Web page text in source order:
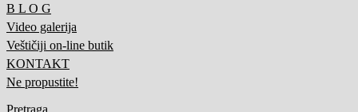
B L O G
Video galerija
Veštičiji on-line butik
KONTAKT
Ne propustite!
Pretraga